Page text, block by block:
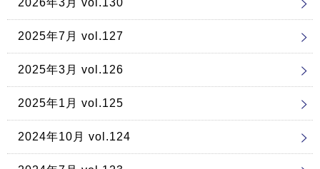
2025年7月 vol.127
2025年3月 vol.126
2025年1月 vol.125
2024年10月 vol.124